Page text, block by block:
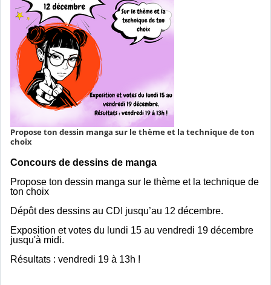
Propose ton dessin manga sur le thème et la technique de ton
choix
Concours de dessins de manga
Propose ton dessin manga sur le thème et la technique de
ton choix
Dépôt des dessins au CDI jusqu’au 12 décembre.
Exposition et votes du lundi 15 au vendredi 19 décembre
jusqu'à midi.
Résultats : vendredi 19 à 13h !